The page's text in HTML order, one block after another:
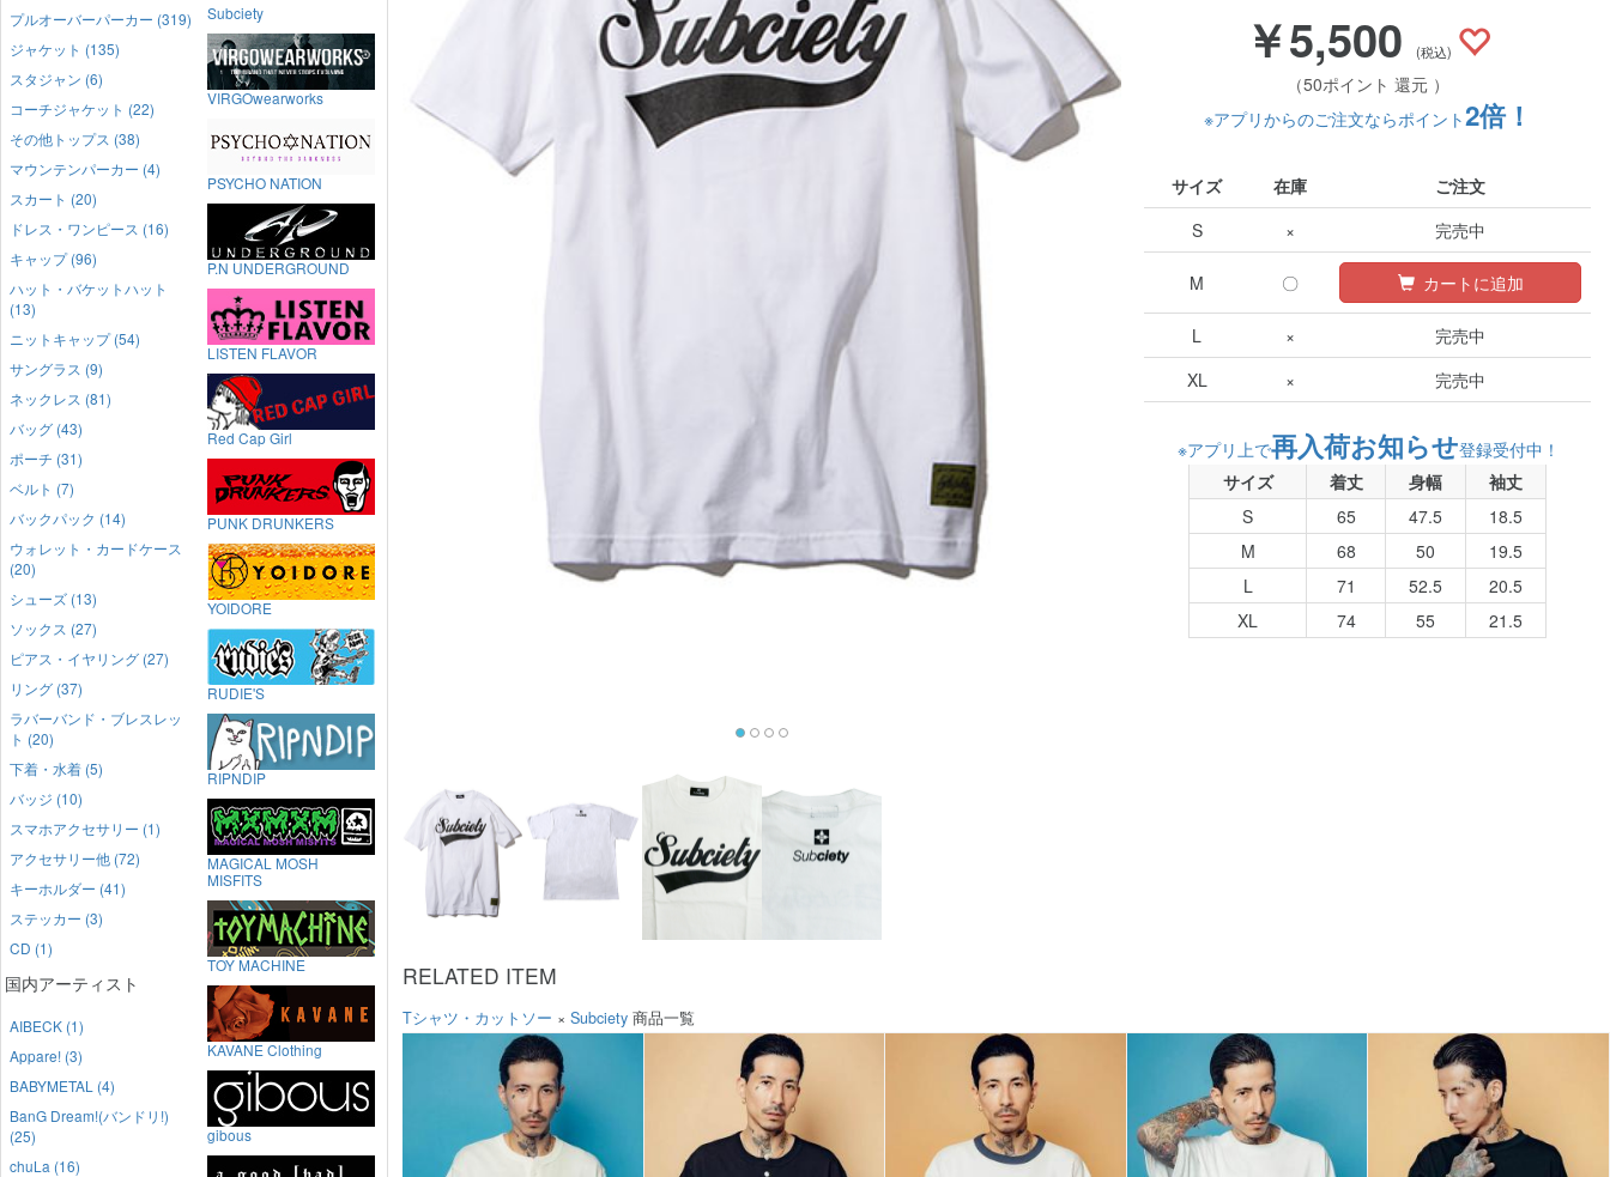
￥5,500 (税込)
（50ポイント 還元 ）
※アプリからのご注文ならポイント2倍！
サイズ 在庫
ご注文
S
× 完売中
M 〇 カートに追加
L ×
完売中
XL
× 完売中
※アプリ上で再入荷お知らせ登録受付中！
サイズ
着丈 身幅
袖丈
S
65 47.5
18.5
M
68 50
19.5
L
71 52.5
20.5
XL
74 55 21.5
RELATED ITEM
Tシャツ・カットソー × Subciety 商品一覧
プルオーバーパーカー (319)
ジャケット (135)
スタジャン (6)
コーチジャケット (22)
その他トップス (38)
マウンテンパーカー (4)
スカート (20)
ドレス・ワンピース (16)
キャップ (96)
ハット・バケットハット
(13)
ニットキャップ (54)
サングラス (9)
ネックレス (81)
バッグ (43)
ポーチ (31)
ベルト (7)
バックパック (14)
ウォレット・カードケース
(20)
シューズ (13)
ソックス (27)
ピアス・イヤリング (27)
リング (37)
ラバーバンド・ブレスレッ
ト (20)
下着・水着 (5)
バッジ (10)
スマホアクセサリー (1)
アクセサリー他 (72)
キーホルダー (41)
ステッカー (3)
CD (1)
国内アーティスト
AIBECK (1)
Appare! (3)
BABYMETAL (4)
BanG Dream!(バンドリ!)
(25)
chuLa (16)
Subciety
VIRGOwearworks
PSYCHO NATION
P.N UNDERGROUND
LISTEN FLAVOR
Red Cap Girl
PUNK DRUNKERS
YOIDORE
RUDIE'S
RIPNDIP
MAGICAL MOSH
MISFITS
TOY MACHINE
KAVANE Clothing
gibous